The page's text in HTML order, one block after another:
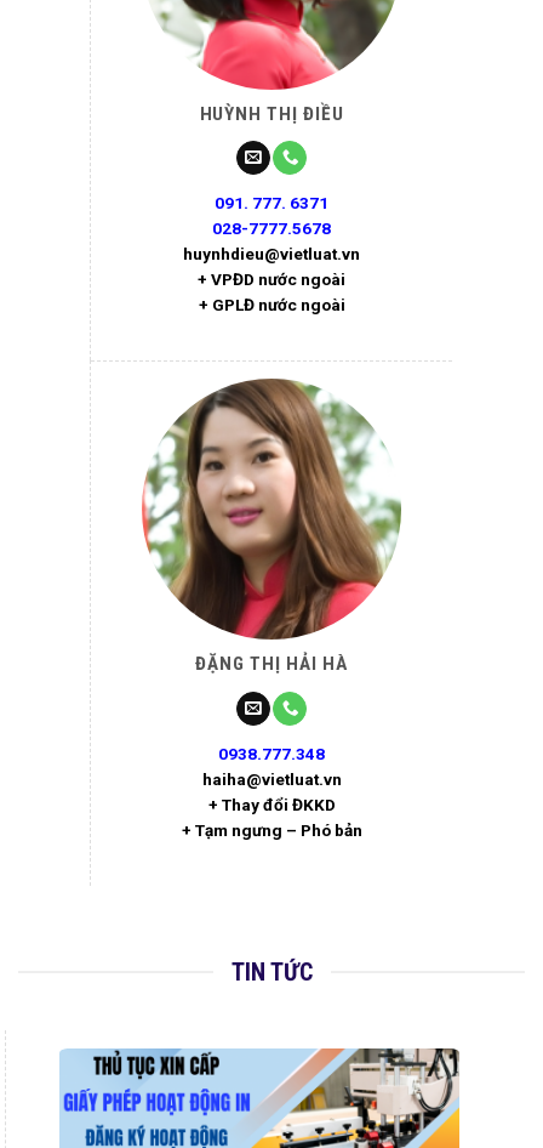
HUỲNH THỊ ĐIỀU
091. 777. 6371
028-7777.5678
huynhdieu@vietluat.vn
+ VPĐD nước ngoài
+ GPLĐ nước ngoài
ĐẶNG THỊ HẢI HÀ
0938.777.348
haiha@vietluat.vn
+ Thay đổi ĐKKD
+ Tạm ngưng – Phó bản
TIN TỨC